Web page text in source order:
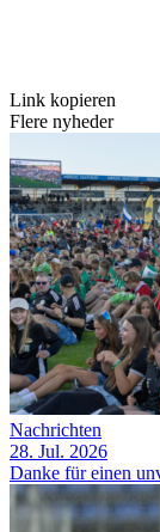
Link kopieren
Flere nyheder
Nachrichten
28. Jul. 2026
Danke für einen